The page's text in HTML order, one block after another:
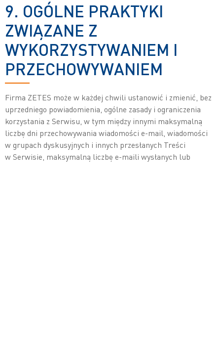
9. OGÓLNE PRAKTYKI
ZWIĄZANE Z
WYKORZYSTYWANIEM I
PRZECHOWYWANIEM
Firma ZETES może w każdej chwili ustanowić i zmienić, bez
uprzedniego powiadomienia, ogólne zasady i ograniczenia
korzystania z Serwisu, w tym między innymi maksymalną
liczbę dni przechowywania wiadomości e-mail, wiadomości
w grupach dyskusyjnych i innych przesłanych Treści
w Serwisie, maksymalną liczbę e-maili wysłanych lub